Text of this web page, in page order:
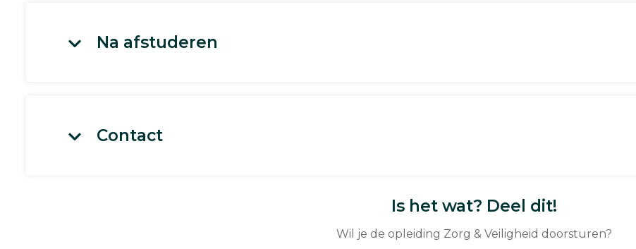
Na afstuderen
Contact
Is het wat? Deel dit!
Wil je de opleiding Zorg & Veiligheid doorsturen?